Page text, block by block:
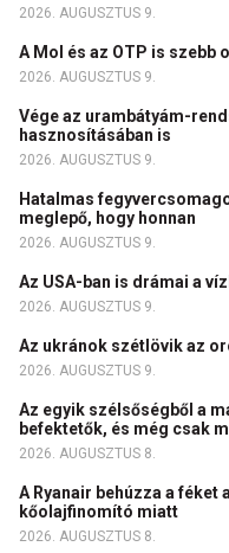
2026. AUGUSZTUS 9.
A Mol és az OTP is szebb
2026. AUGUSZTUS 9.
Vége az urambátyám-
hasznosításában is
2026. AUGUSZTUS 9.
Hatalmas
meglepő, hogy honnan
2026. AUGUSZTUS 9.
Az USA-ban is drámai a
2026. AUGUSZTUS 9.
Az ukránok szétlövik az
2026. AUGUSZTUS 9.
Az egyik szélsőségből a
befektetők, és még csak
2026. AUGUSZTUS 8.
A Ryanair behúzza a
kőolajfinomító miatt
2026. AUGUSZTUS 8.